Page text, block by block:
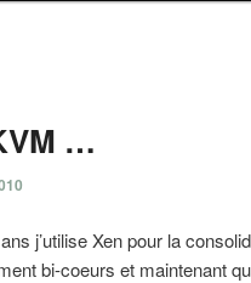
…
j’utilise Xen pour la
bi-coeurs et maintenant